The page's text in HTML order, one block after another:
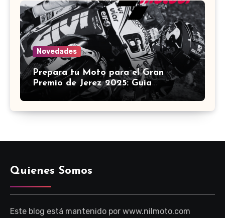
Novedades
Prepara tu Moto para el Gran
Premio de Jerez 2025: Guía
Definitiva de Accesorios
Quienes Somos
Este blog está mantenido por www.nilmoto.com